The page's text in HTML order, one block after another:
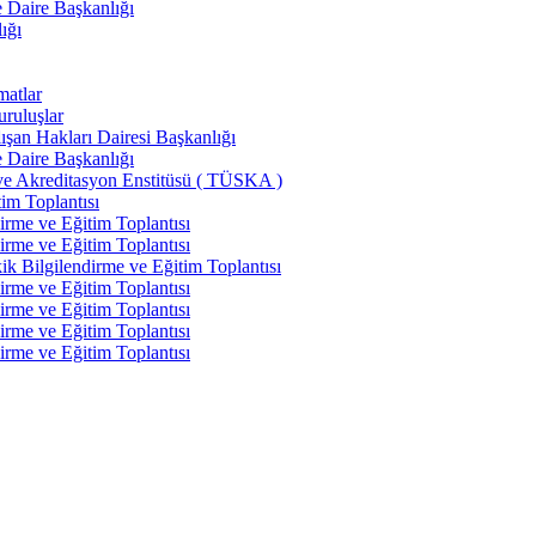
Başkanlığı
Hakları Dairesi Başkanlığı
Başkanlığı
Akreditasyon Enstitüsü ( TÜSKA )
Toplantısı
ve Eğitim Toplantısı
ve Eğitim Toplantısı
Bilgilendirme ve Eğitim Toplantısı
ve Eğitim Toplantısı
ve Eğitim Toplantısı
ve Eğitim Toplantısı
ve Eğitim Toplantısı